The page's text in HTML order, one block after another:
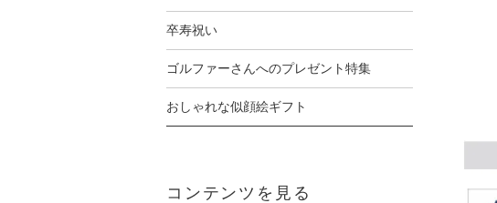
卒寿祝い
ゴルファーさんへのプレゼント特集
おしゃれな似顔絵ギフト
コンテンツを見る